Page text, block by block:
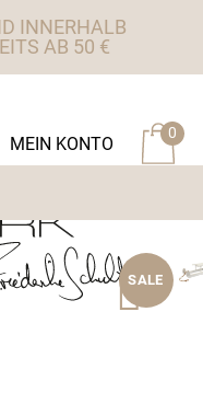
INNERHALB
AB 50 €
0
MEIN KONTO
SALE